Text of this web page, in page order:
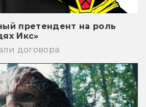
претендент на роль
Икс»
договора.